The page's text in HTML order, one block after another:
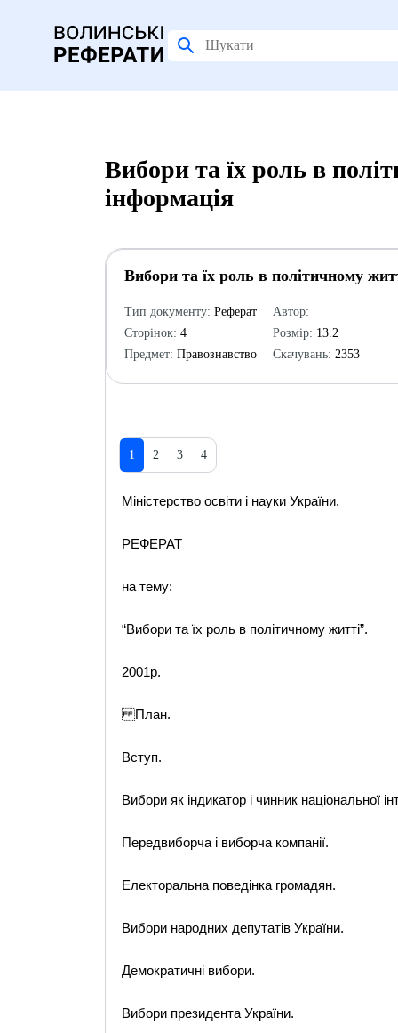
Вибори та їх роль в
інформація
Вибори та їх роль в політичному
Тип документу: Реферат
Сторінок: 4
Предмет: Правознавство
Автор:
Розмір: 13.2
Скачувань: 2353
1 2 3 4
Міністерство освіти і науки України.
РЕФЕРАТ
на тему:
“Вибори та їх роль в політичному житті”.
2001р.
План.
Вступ.
Вибори як індикатор і чинник національної
Передвиборча і виборча компанії.
Електоральна поведінка громадян.
Вибори народних депутатів України.
Демократичні вибори.
Вибори президента України.